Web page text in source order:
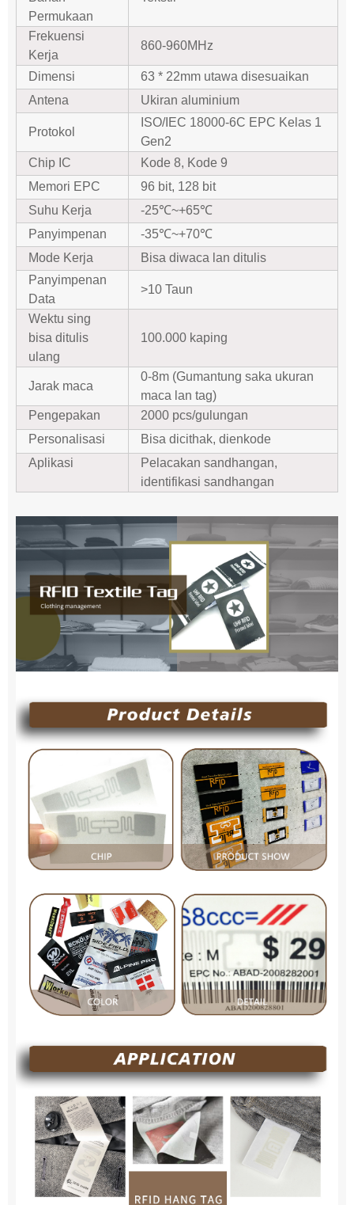
Permukaan
Frekuensi
Kerja
860-960MHz
Dimensi
63 * 22mm utawa disesuaikan
Antena
Ukiran aluminium
Protokol
ISO/IEC 18000-6C EPC Kelas 1
Gen2
Chip IC
Kode 8, Kode 9
Memori EPC
96 bit, 128 bit
Suhu Kerja
-25℃~+65℃
Panyimpenan
-35℃~+70℃
Mode Kerja
Bisa diwaca lan ditulis
Panyimpenan
Data
>10 Taun
Wektu sing
bisa ditulis
ulang
100.000 kaping
Jarak maca
0-8m (Gumantung saka ukuran
maca lan tag)
Pengepakan
2000 pcs/gulungan
Personalisasi
Bisa dicithak, dienkode
Aplikasi
Pelacakan sandhangan,
identifikasi sandhangan